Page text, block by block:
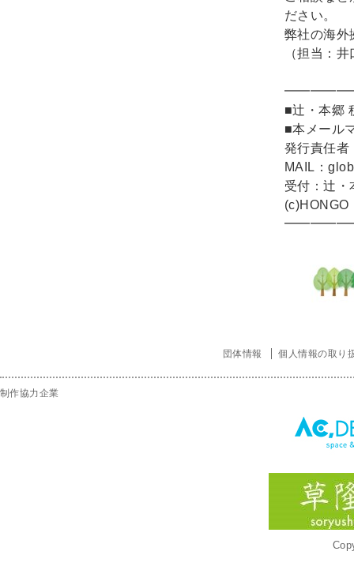
ださい。
弊社の海外
（担当：
■辻・本郷
■本メール
発行責任者
MAIL：
受付：辻
団体情報 個人情報の取り
制作協力企業